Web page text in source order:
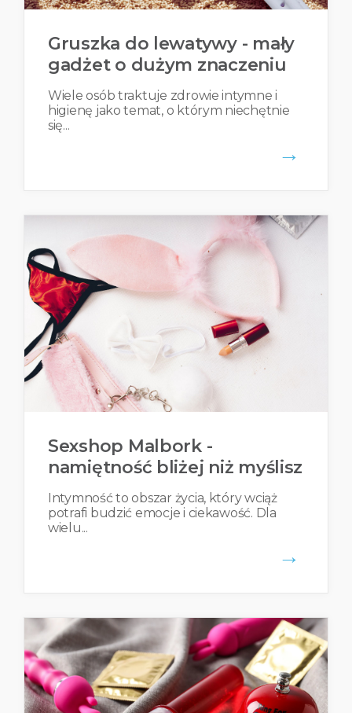
Gruszka do lewatywy - mały
gadżet o dużym znaczeniu
Wiele osób traktuje zdrowie intymne i
higienę jako temat, o którym niechętnie
się...
→
Sexshop Malbork -
namiętność bliżej niż myślisz
Intymność to obszar życia, który wciąż
potrafi budzić emocje i ciekawość. Dla
wielu...
→